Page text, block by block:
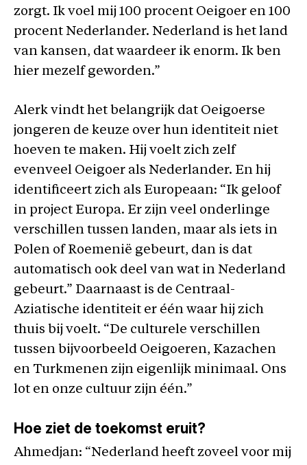
zorgt. Ik voel mij 100 procent Oeigoer en 100
procent Nederlander. Nederland is het land
van kansen, dat waardeer ik enorm. Ik ben
hier mezelf geworden.”
Alerk vindt het belangrijk dat Oeigoerse
jongeren de keuze over hun identiteit niet
hoeven te maken. Hij voelt zich zelf
evenveel Oeigoer als Nederlander. En hij
identificeert zich als Europeaan: “Ik geloof
in project Europa. Er zijn veel onderlinge
verschillen tussen landen, maar als iets in
Polen of Roemenië gebeurt, dan is dat
automatisch ook deel van wat in Nederland
gebeurt.” Daarnaast is de Centraal-
Aziatische identiteit er één waar hij zich
thuis bij voelt. “De culturele verschillen
tussen bijvoorbeeld Oeigoeren, Kazachen
en Turkmenen zijn eigenlijk minimaal. Ons
lot en onze cultuur zijn één.”
Hoe ziet de toekomst eruit?
Ahmedjan: “Nederland heeft zoveel voor mij